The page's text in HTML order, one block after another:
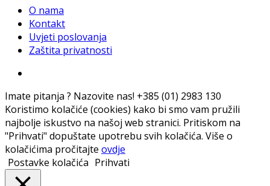
O nama
Kontakt
Uvjeti poslovanja
Zaštita privatnosti
Imate pitanja ? Nazovite nas! +385 (01) 2983 130
Koristimo kolačiće (cookies) kako bi smo vam pružili
najbolje iskustvo na našoj web stranici. Pritiskom na
"Prihvati" dopuštate upotrebu svih kolačića. Više o
kolačićima pročitajte ovdje
Postavke kolačića Prihvati